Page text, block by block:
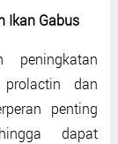
Ikan Gabus
peningkatan
dan
penting
dapat